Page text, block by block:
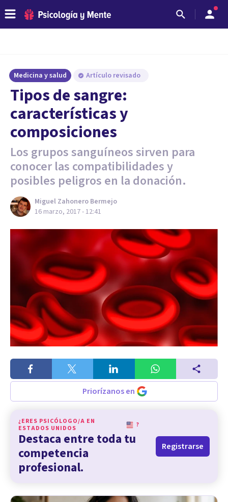
Medicina y salud Artículo revisado
Tipos de sangre:
características y
composiciones
Los grupos sanguíneos sirven para
conocer las compatibilidades y
posibles peligros en la donación.
Miguel Zahonero Bermejo
16 marzo, 2017 - 12:41
Priorízanos en
¿ERES PSICÓLOGO/A EN
ESTADOS UNIDOS
?
Destaca entre toda tu
competencia
profesional.
Registrarse